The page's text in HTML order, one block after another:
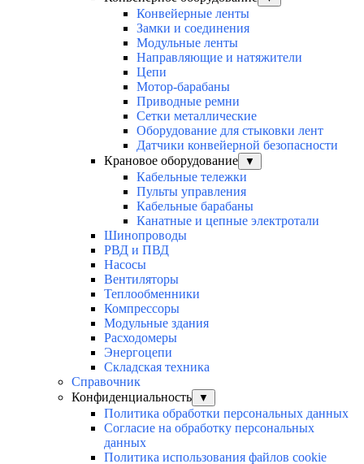
Конвейерные ленты
Замки и соединения
Модульные ленты
Направляющие и натяжители
Цепи
Мотор-барабаны
Приводные ремни
Сетки металлические
Оборудование для стыковки лент
Датчики конвейерной безопасности
Крановое оборудование
▼
Кабельные тележки
Пульты управления
Кабельные барабаны
Канатные и цепные электротали
Шинопроводы
РВД и ПВД
Насосы
Вентиляторы
Теплообменники
Компрессоры
Модульные здания
Расходомеры
Энергоцепи
Складская техника
Справочник
Конфиденциальность
▼
Политика обработки персональных данных
Согласие на обработку персональных
данных
Политика использования файлов cookie